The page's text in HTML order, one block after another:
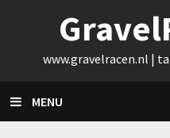
contentwww.gravelracen.nl |
MENU